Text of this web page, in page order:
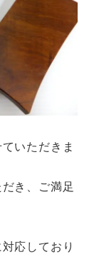
いただきま
き、ご満足
応しており